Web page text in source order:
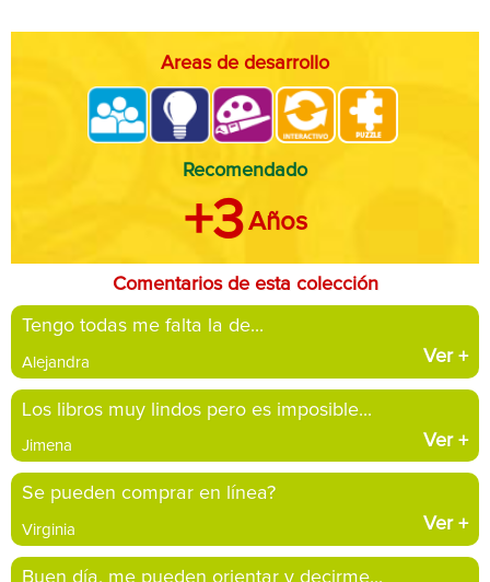
Areas de desarrollo
Recomendado
+3Años
Comentarios de esta colección
Tengo todas me falta la de...
Ver +
Alejandra
Los libros muy lindos pero es imposible...
Ver +
Jimena
Se pueden comprar en línea?
Ver +
Virginia
Buen día, me pueden orientar y decirme...